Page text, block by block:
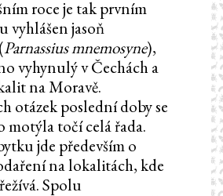
roce je tak prvním
vyhlášen jasoň
Parnassius mnemosyne),
vyhynulý v Čechách a
na Moravě.
otázek poslední doby se
točí celá řada.
jde především o
na lokalitách, kde
Spolu